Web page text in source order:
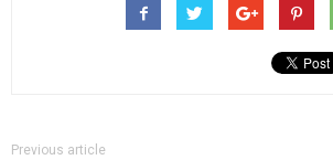
Previous article